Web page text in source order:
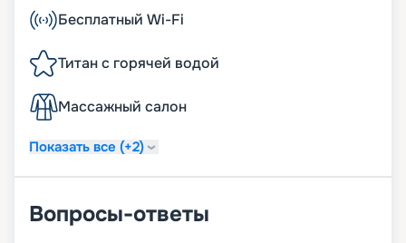
Бесплатный Wi-Fi
Титан с горячей водой
Массажный салон
Показать все (+2)
Вопросы-ответы